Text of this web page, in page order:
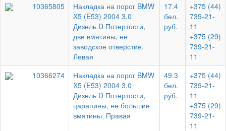
10365805
Накладка на порог BMW
X5 (E53) 2004 3.0
Дизель D Потертости,
две вмятины, не
заводское отверстие.
Левая
17.4
бел.
руб.
+375 (44)
739-21-
11
+375 (29)
739-21-
11
10366274
Накладка на порог BMW
X5 (E53) 2004 3.0
Дизель D Потертости,
царапины, не большие
вмятины. Правая
49.3
бел.
руб.
+375 (44)
739-21-
11
+375 (29)
739-21-
11